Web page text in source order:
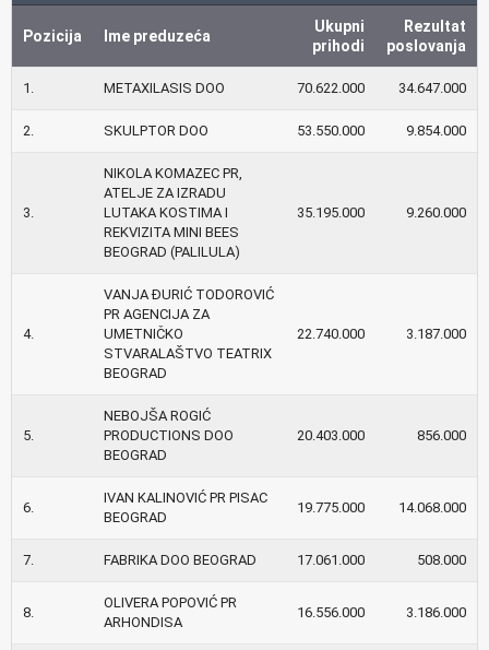
Pozicija Ime preduzeća
Ukupni
prihodi
Rezultat
poslovanja
1. METAXILASIS DOO 70.622.000 34.647.000
2. SKULPTOR DOO 53.550.000 9.854.000
3.
NIKOLA KOMAZEC PR,
ATELJE ZA IZRADU
LUTAKA KOSTIMA I
REKVIZITA MINI BEES
BEOGRAD (PALILULA)
35.195.000 9.260.000
4.
VANJA ĐURIĆ TODOROVIĆ
PR AGENCIJA ZA
UMETNIČKO
STVARALAŠTVO TEATRIX
BEOGRAD
22.740.000 3.187.000
5.
NEBOJŠA ROGIĆ
PRODUCTIONS DOO
BEOGRAD
20.403.000 856.000
6.
IVAN KALINOVIĆ PR PISAC
BEOGRAD
19.775.000 14.068.000
7. FABRIKA DOO BEOGRAD 17.061.000 508.000
8.
OLIVERA POPOVIĆ PR
ARHONDISA
16.556.000 3.186.000